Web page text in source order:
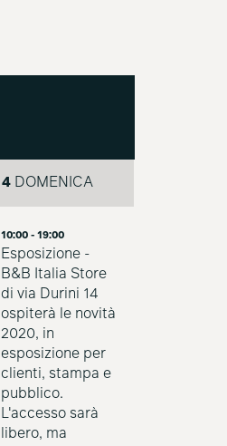
4DOMENICA
10:00 - 19:00
Esposizione -
B&B Italia Store
di via Durini 14
ospiterà le novità
2020, in
esposizione per
clienti, stampa e
pubblico.
L'accesso sarà
libero, ma